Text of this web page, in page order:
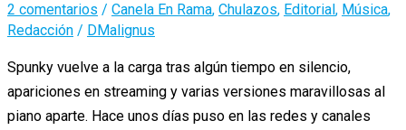
2 comentarios / Canela En Rama, Chulazos, Editorial, Música,
Redacción / DMalignus
Spunky vuelve a la carga tras algún tiempo en silencio,
apariciones en streaming y varias versiones maravillosas al
piano aparte. Hace unos días puso en las redes y canales